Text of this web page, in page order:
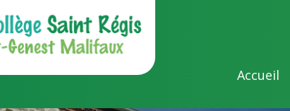
Accueil